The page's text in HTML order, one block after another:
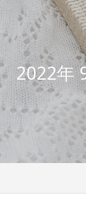
2022年